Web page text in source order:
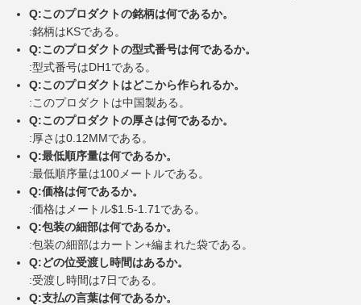
Q:このプロダクトの銘柄は何であるか。
:銘柄はKSである。
Q:このプロダクトの型式番号は何であるか。
:型式番号はDH1である。
Q:このプロダクトはどこから作られるか。
:このプロダクトは中国製ある。
Q:このプロダクトの厚さは何であるか。
:厚さは0.12MMである。
Q:最低順序量は何であるか。
:最低順序量は100メートルである。
Q:価格は何であるか。
:価格はメートル$1.5-1.71である。
Q:包装の細部は何であるか。
:包装の細部はカートン+編まれた袋である。
Q:どの位受渡し時間はあるか。
:受渡し時間は7日である。
Q:支払の言葉は何であるか。